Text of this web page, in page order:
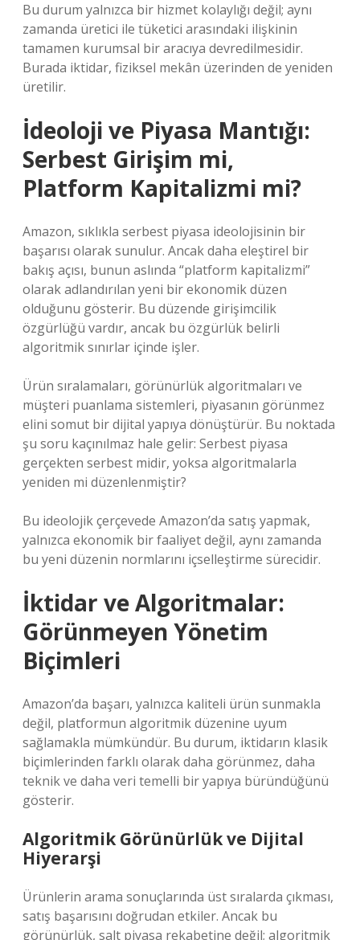
Bu durum yalnızca bir hizmet kolaylığı değil; aynı
zamanda üretici ile tüketici arasındaki ilişkinin
tamamen kurumsal bir aracıya devredilmesidir.
Burada iktidar, fiziksel mekân üzerinden de yeniden
üretilir.
İdeoloji ve Piyasa Mantığı:
Serbest Girişim mi,
Platform Kapitalizmi mi?
Amazon, sıklıkla serbest piyasa ideolojisinin bir
başarısı olarak sunulur. Ancak daha eleştirel bir
bakış açısı, bunun aslında “platform kapitalizmi”
olarak adlandırılan yeni bir ekonomik düzen
olduğunu gösterir. Bu düzende girişimcilik
özgürlüğü vardır, ancak bu özgürlük belirli
algoritmik sınırlar içinde işler.
Ürün sıralamaları, görünürlük algoritmaları ve
müşteri puanlama sistemleri, piyasanın görünmez
elini somut bir dijital yapıya dönüştürür. Bu noktada
şu soru kaçınılmaz hale gelir: Serbest piyasa
gerçekten serbest midir, yoksa algoritmalarla
yeniden mi düzenlenmiştir?
Bu ideolojik çerçevede Amazon’da satış yapmak,
yalnızca ekonomik bir faaliyet değil, aynı zamanda
bu yeni düzenin normlarını içselleştirme sürecidir.
İktidar ve Algoritmalar:
Görünmeyen Yönetim
Biçimleri
Amazon’da başarı, yalnızca kaliteli ürün sunmakla
değil, platformun algoritmik düzenine uyum
sağlamakla mümkündür. Bu durum, iktidarın klasik
biçimlerinden farklı olarak daha görünmez, daha
teknik ve daha veri temelli bir yapıya büründüğünü
gösterir.
Algoritmik Görünürlük ve Dijital
Hiyerarşi
Ürünlerin arama sonuçlarında üst sıralarda çıkması,
satış başarısını doğrudan etkiler. Ancak bu
görünürlük, salt piyasa rekabetine değil; algoritmik